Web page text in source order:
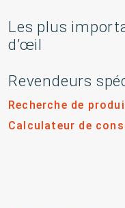
Les plus
d’œil
Revendeurs
Recherche de
Calculateur de